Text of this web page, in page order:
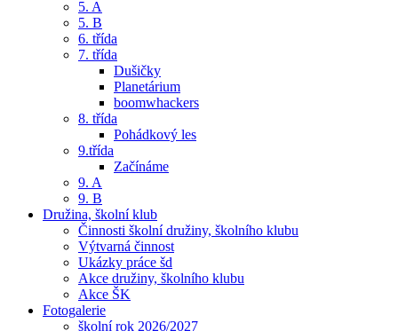
5. A
5. B
6. třída
7. třída
Dušičky
Planetárium
boomwhackers
8. třída
Pohádkový les
9.třída
Začínáme
9. A
9. B
Družina, školní klub
Činnosti školní družiny, školního klubu
Výtvarná činnost
Ukázky práce šd
Akce družiny, školního klubu
Akce ŠK
Fotogalerie
školní rok 2026/2027